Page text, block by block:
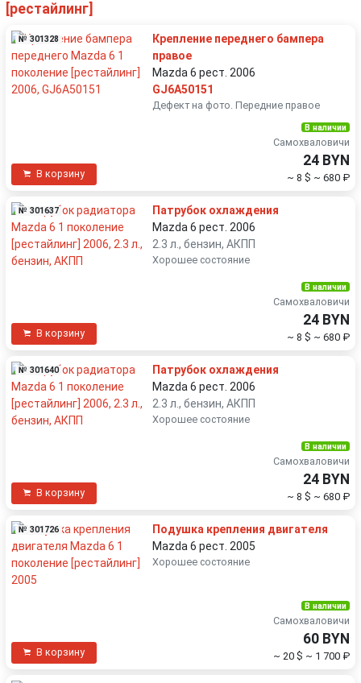
[рестайлинг]
№ 301328
Крепление переднего бампера
правое
Mazda 6 рест. 2006
GJ6A50151
Дефект на фото. Передние правое
В корзину
В наличии
Самохваловичи
24 BYN
~ 8 $ ~ 680 ₽
№ 301637
Патрубок охлаждения
Mazda 6 рест. 2006
2.3 л., бензин, АКПП
Хорошее состояние
В корзину
В наличии
Самохваловичи
24 BYN
~ 8 $ ~ 680 ₽
№ 301640
Патрубок охлаждения
Mazda 6 рест. 2006
2.3 л., бензин, АКПП
Хорошее состояние
В корзину
В наличии
Самохваловичи
24 BYN
~ 8 $ ~ 680 ₽
№ 301726
Подушка крепления двигателя
Mazda 6 рест. 2005
Хорошее состояние
В корзину
В наличии
Самохваловичи
60 BYN
~ 20 $ ~ 1 700 ₽